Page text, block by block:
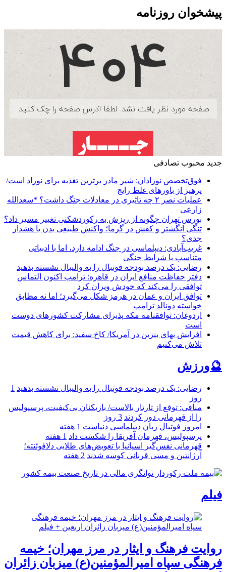
پیشخوان روزنامه
جدید محبوب تصادفی
فوق‌تخصص نوزادان: شیر مادر برترین تغذیه برای نوزاد است/
پرهیز از باورهای غلط رایج
عملیات نصر ۲ چه تاثیری در معادلات جنگ داشت؟ *سعدالله
زارعی
بورس تهران چگونه از ریزش به رکوردشکنی تغییر مسیر داد؟
تنگی انگشتر و کفش در گرما؛ واکنش طبیعی بدن یا هشدار
جدی؟
غریب‌آبادی: دیپلماسی در جنگ ادامه دارد، اما با ادبیاتی
متناسب با شرایط جنگی
رضایی: یک درصد بودجه فوتبال را به والیبال نشسته بدهید
دفتر حفاظت منافع ایران در قاهره: ترامپ اکنون التماس
توافقی را می‌کند که خودش ویران کرد
توافق ایران و عمان در هرمز شکل می‌گیرد؛ اما نه مطابق
خواسته دونالد ترامپ
اردوغان: توافقنامه مکه پذیرای مشارکت کشورهای دوست
است
افزایش بهای بنزین در آمریکا/ کاخ سفید: برای کاهش قیمت
تلاش می‌کنیم
🔮ورزش
رضایی: یک درصد بودجه فوتبال را به والیبال نشسته بدهید 1
روز
منافی: توقع از تارتار بالاست/ بازیکنان بی‌کیفیت، پرسپولیس
را از قهرمانی دور کردند 3 روز
امروز فوتبال زبان دیپلماسی دنیاست 1 هفته
پرسپولیس، قهرمان آفریقا را شکست داد 1 هفته
قهرمانی نفس‌گیر اسپانیا با تعویض‌های طلایی دلافوئنته؛
آرژانتین و مسی قربانی کوسه شدند 2 هفته
فیلم
روایت فرهنگ و ایثار در مرز مهران؛ خیمه
فرهنگی سپاه امیرالمؤمنین(ع) میزبان زائران